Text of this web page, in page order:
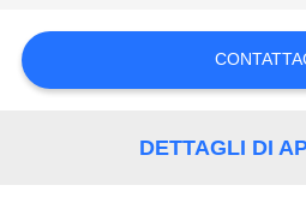
CASI
DETTAGLI DI